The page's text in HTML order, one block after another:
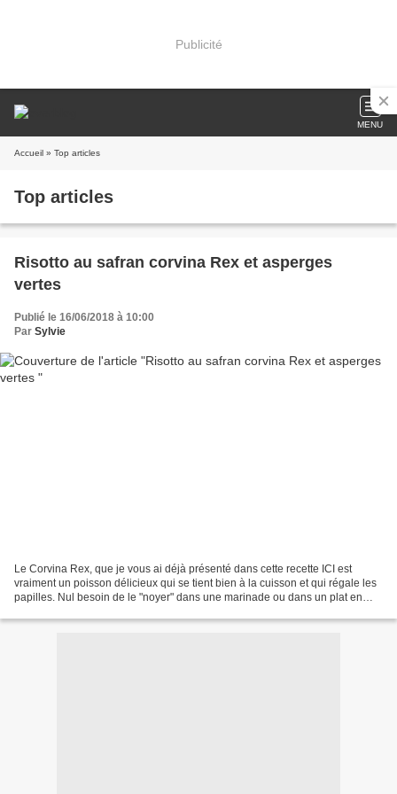
Publicité
MENU
Accueil » Top articles
Top articles
Risotto au safran corvina Rex et asperges
vertes
Publié le 16/06/2018 à 10:00
Par Sylvie
Le Corvina Rex, que je vous ai déjà présenté dans cette recette ICI est
vraiment un poisson délicieux qui se tient bien à la cuisson et qui régale les
papilles. Nul besoin de le "noyer" dans une marinade ou dans un plat en